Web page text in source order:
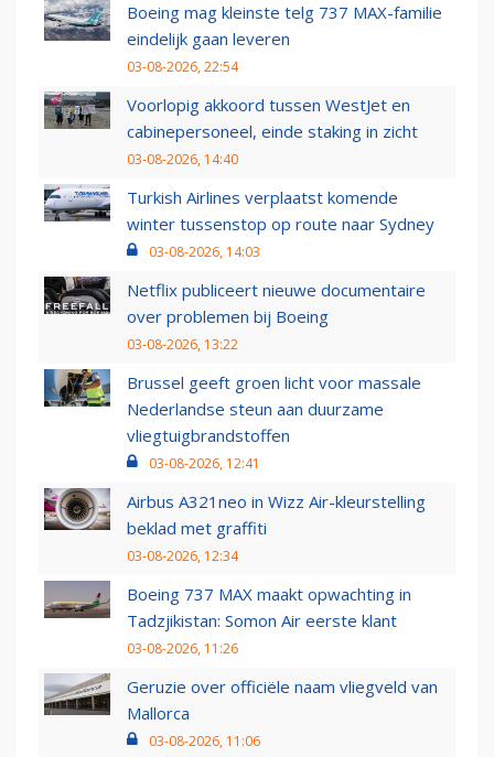
Boeing mag kleinste telg 737 MAX-familie
eindelijk gaan leveren
03-08-2026, 22:54
Voorlopig akkoord tussen WestJet en
cabinepersoneel, einde staking in zicht
03-08-2026, 14:40
Turkish Airlines verplaatst komende
winter tussenstop op route naar Sydney
03-08-2026, 14:03
Netflix publiceert nieuwe documentaire
over problemen bij Boeing
03-08-2026, 13:22
Brussel geeft groen licht voor massale
Nederlandse steun aan duurzame
vliegtuigbrandstoffen
03-08-2026, 12:41
Airbus A321neo in Wizz Air-kleurstelling
beklad met graffiti
03-08-2026, 12:34
Boeing 737 MAX maakt opwachting in
Tadzjikistan: Somon Air eerste klant
03-08-2026, 11:26
Geruzie over officiële naam vliegveld van
Mallorca
03-08-2026, 11:06